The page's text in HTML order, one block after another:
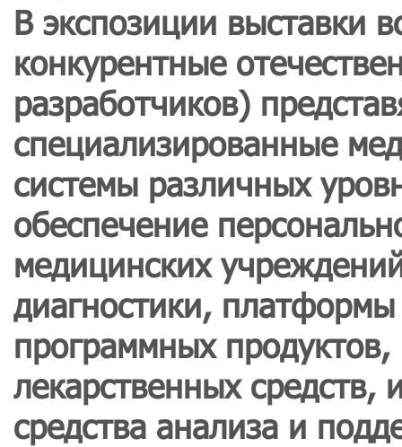
В экспозиции выставки
конкурентные
разработчиков)
специализированные
системы различных
обеспечение
медицинских
диагностики,
программных
лекарственных средств,
средства анализа и